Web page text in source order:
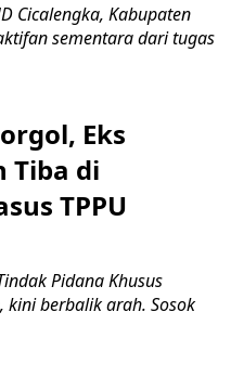
Cicalengka, Kabupaten
sementara dari tugas
Eks
Tiba di
TPPU
Pidana Khusus
kini berbalik arah. Sosok